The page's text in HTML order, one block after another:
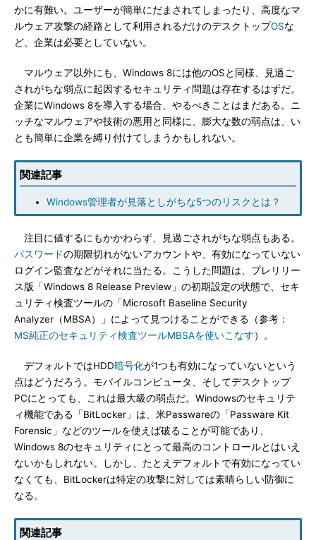
かに有難い。ユーザーが簡単にだまされてしまったり、高度なマ
ルウェア攻撃の経路として利用されるだけのデスクトップOSな
ど、企業は必要としていない。
マルウェア以外にも、Windows 8には他のOSと同様、見過ご
されがちな弱点に起因するセキュリティ問題は存在するはずだ。
企業にWindows 8を導入する場合、やるべきことはまだある。ニ
ッチなマルウェアや技術の悪用と同様に、膨大な数の弱点は、い
とも簡単に企業を縛り付けてしまうかもしれない。
関連記事
Windows管理者が見落としがちな5つのリスクとは？
注目に値するにもかかわらず、見過ごされがちな弱点もある。
パスワードの期限切れがないアカウントや、有効になっていない
ログイン監査などがそれに当たる。こうした問題は、プレリリー
ス版「Windows 8 Release Preview」の初期設定の状態で、セキ
ュリティ検査ツールの「Microsoft Baseline Security
Analyzer（MBSA）」によって見つけることができる（参考：
MS純正のセキュリティ検査ツールMBSAを使いこなす）。
デフォルトではHDD暗号化が1つも有効になっていないという
点はどうだろう。モバイルコンピュータ、そしてデスクトップ
PCにとっても、これは最大級の弱点だ。Windowsのセキュリテ
ィ機能である「BitLocker」は、米Passwareの「Passware Kit
Forensic」などのツールを使えば破ることが可能であり、
Windows 8のセキュリティにとって最高のコントロールとはいえ
ないかもしれない。しかし、たとえデフォルトで有効になってい
なくても、BitLockerは特定の攻撃に対しては素晴らしい防御に
なる。
関連記事